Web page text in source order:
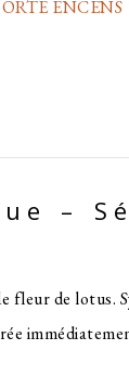
ENCENS
–
fleur de lotus.